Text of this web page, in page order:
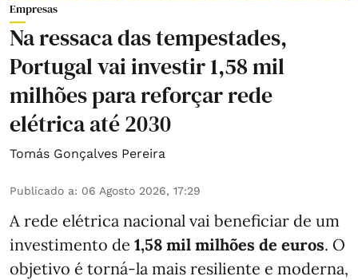
Empresas
Na ressaca das tempestades,
Portugal vai investir 1,58 mil
milhões para reforçar rede
elétrica até 2030
Tomás Gonçalves Pereira
Publicado a: 06 Agosto 2026, 17:29
A rede elétrica nacional vai beneficiar de um
investimento de 1,58 mil milhões de euros. O
objetivo é torná-la mais resiliente e moderna,